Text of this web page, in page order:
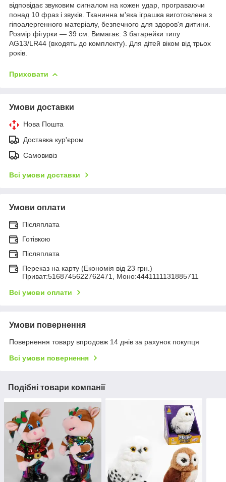
відповідає звуковим сигналом на кожен удар, програваючи
понад 10 фраз і звуків. Тканинна м'яка іграшка виготовлена з
гіпоалергенного матеріалу, безпечного для здоров'я дитини.
Розмір фігурки — 39 см. Вимагає: 3 батарейки типу
AG13/LR44 (входять до комплекту). Для дітей віком від трьох
років.
Приховати
Умови доставки
Нова Пошта
Доставка кур'єром
Самовивіз
Всі умови доставки
Умови оплати
Післяплата
Готівкою
Післяплата
Переказ на карту (Економія від 23 грн.)
Приват:5168745622762471, Моно:4441111131885711
Всі умови оплати
Умови повернення
Повернення товару впродовж 14 днів за рахунок покупця
Всі умови повернення
Подібні товари компанії